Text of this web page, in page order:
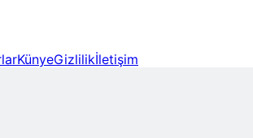
KünyeGizlilikİletişim